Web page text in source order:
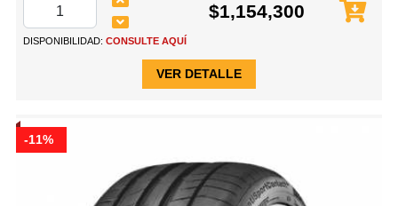
$1,154,300
DISPONIBILIDAD: CONSULTE AQUÍ
VER DETALLE
-11%